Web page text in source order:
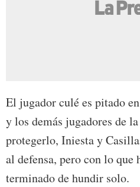
El jugador culé es pitado
y los demás jugadores de
protegerlo, Iniesta y
al defensa, pero con lo que
terminado de hundir solo.